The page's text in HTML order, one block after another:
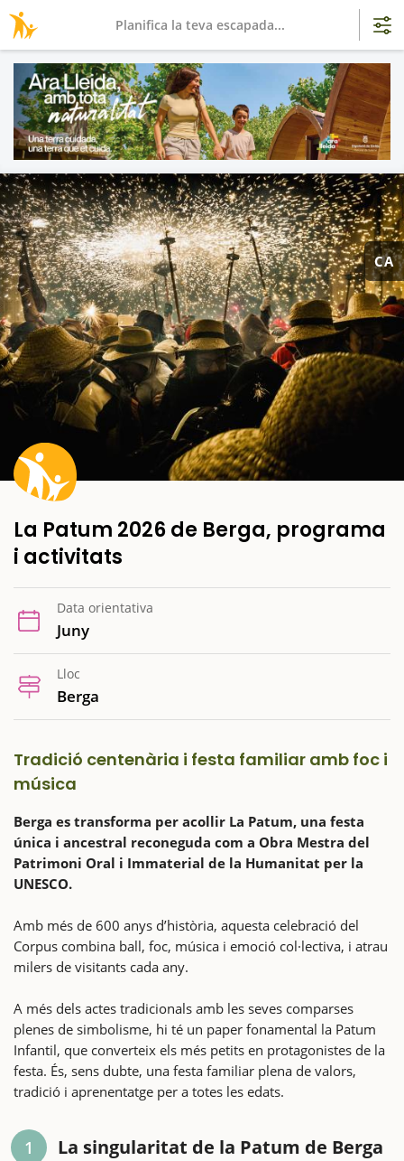
CA
La Patum 2026 de Berga, programa
i activitats
Data orientativa
Juny
Lloc
Berga
Tradició centenària i festa familiar amb foc i
música
Berga es transforma per acollir La Patum, una festa
única i ancestral reconeguda com a Obra Mestra del
Patrimoni Oral i Immaterial de la Humanitat per la
UNESCO.
Amb més de 600 anys d’història, aquesta celebració del
Corpus combina ball, foc, música i emoció col·lectiva, i atrau
milers de visitants cada any.
A més dels actes tradicionals amb les seves comparses
plenes de simbolisme, hi té un paper fonamental la Patum
Infantil, que converteix els més petits en protagonistes de la
festa. És, sens dubte, una festa familiar plena de valors,
tradició i aprenentatge per a totes les edats.
1 La singularitat de la Patum de Berga
Planifica la teva escapada...